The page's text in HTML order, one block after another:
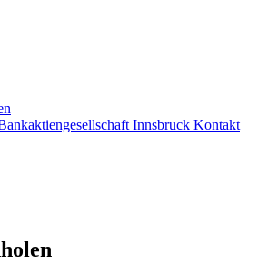
Innsbruck Kontakt